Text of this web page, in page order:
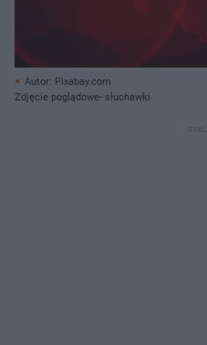
Autor: Pixabay.com
Zdjęcie poglądowe- słuchawki